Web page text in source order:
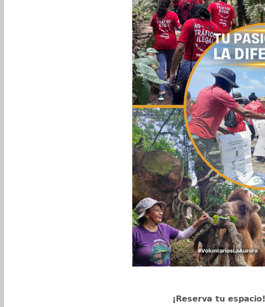
¡Reserva tu espacio!